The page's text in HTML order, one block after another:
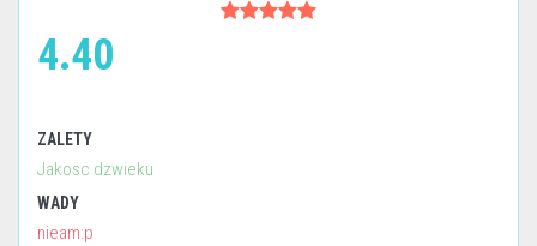
4.40
ZALETY
Jakosc dzwieku
WADY
nieam:p